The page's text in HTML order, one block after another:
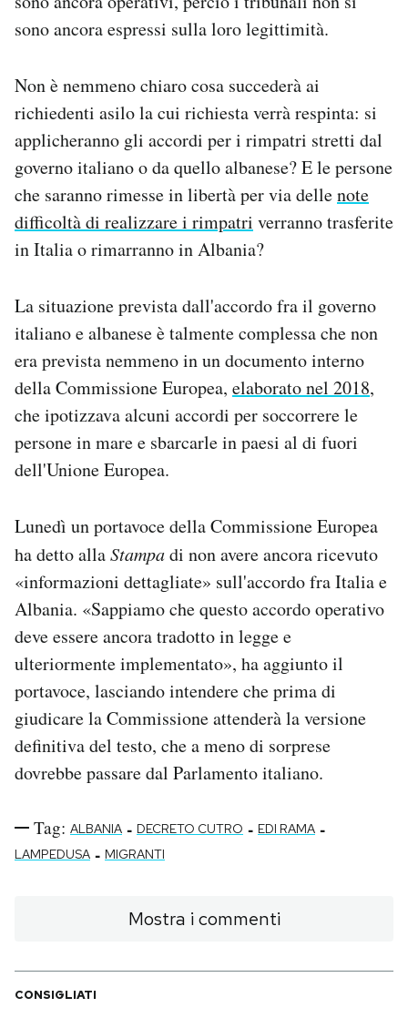
sono ancora espressi sulla loro legittimità.
Non è nemmeno chiaro cosa succederà ai
richiedenti asilo la cui richiesta verrà respinta: si
applicheranno gli accordi per i rimpatri stretti dal
governo italiano o da quello albanese? E le persone
che saranno rimesse in libertà per via dellenote
difficoltà di realizzare i rimpatri verranno trasferite
in Italia o rimarranno in Albania?
La situazione prevista dall'accordo fra il governo
italiano e albanese è talmente complessa che non
era prevista nemmeno in un documento interno
della Commissione Europea, elaborato nel 2018,
che ipotizzava alcuni accordi per soccorrere le
persone in mare e sbarcarle in paesi al di fuori
dell'Unione Europea.
Lunedì un portavoce della Commissione Europea
ha detto allaStampadi non avere ancora ricevuto
«informazioni dettagliate» sull'accordo fra Italia e
Albania. «Sappiamo che questo accordo operativo
deve essere ancora tradotto in legge e
ulteriormente implementato», ha aggiunto il
portavoce, lasciando intendere che prima di
giudicare la Commissione attenderà la versione
definitiva del testo, che a meno di sorprese
dovrebbe passare dal Parlamento italiano.
Tag: ALBANIA - DECRETO CUTRO - EDI RAMA -
LAMPEDUSA - MIGRANTI
Mostra i commenti
CONSIGLIATI